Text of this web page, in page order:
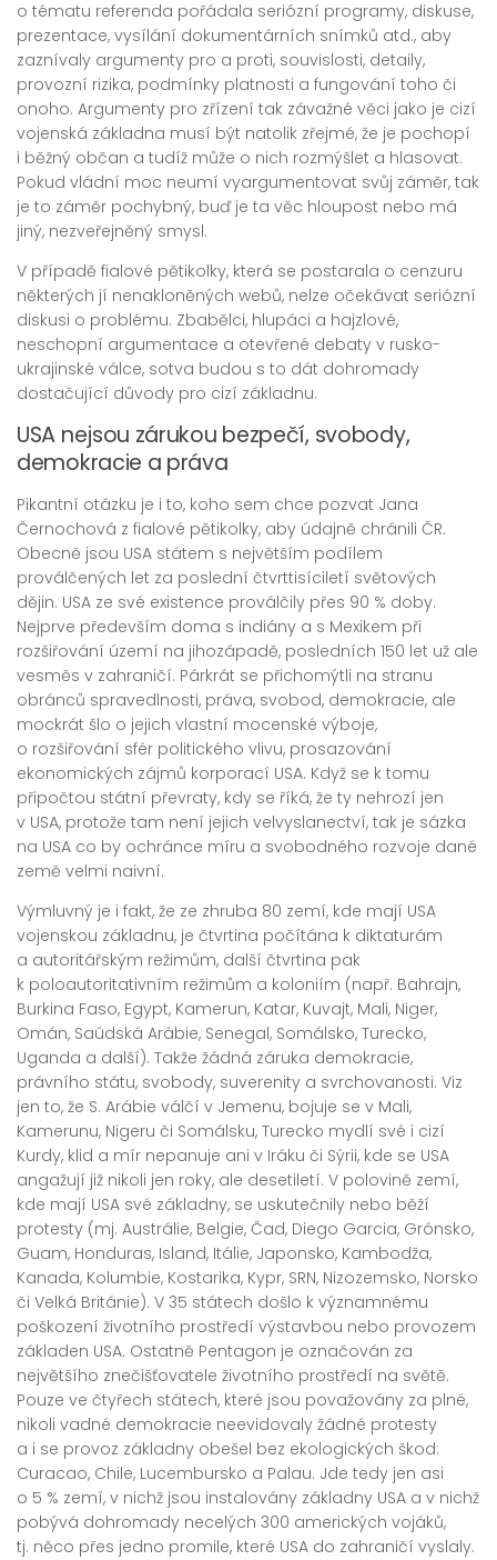
o tématu referenda pořádala seriózní programy, diskuse,
prezentace, vysílání dokumentárních snímků atd., aby
zaznívaly argumenty pro a proti, souvislosti, detaily,
provozní rizika, podmínky platnosti a fungování toho či
onoho. Argumenty pro zřízení tak závažné věci jako je cizí
vojenská základna musí být natolik zřejmé, že je pochopí
i běžný občan a tudíž může o nich rozmýšlet a hlasovat.
Pokud vládní moc neumí vyargumentovat svůj záměr, tak
je to záměr pochybný, buď je ta věc hloupost nebo má
jiný, nezveřejněný smysl.
V případě fialové pětikolky, která se postarala o cenzuru
některých jí nenakloněných webů, nelze očekávat seriózní
diskusi o problému. Zbabělci, hlupáci a hajzlové,
neschopní argumentace a otevřené debaty v rusko-
ukrajinské válce, sotva budou s to dát dohromady
dostačující důvody pro cizí základnu.
USA nejsou zárukou bezpečí, svobody,
demokracie a práva
Pikantní otázku je i to, koho sem chce pozvat Jana
Černochová z fialové pětikolky, aby údajně chránili ČR.
Obecně jsou USA státem s největším podílem
proválčených let za poslední čtvrttisíciletí světových
dějin. USA ze své existence proválčily přes 90 % doby.
Nejprve především doma s indiány a s Mexikem při
rozšiřování území na jihozápadě, posledních 150 let už ale
vesměs v zahraničí. Párkrát se přichomýtli na stranu
obránců spravedlnosti, práva, svobod, demokracie, ale
mockrát šlo o jejich vlastní mocenské výboje,
o rozšiřování sfér politického vlivu, prosazování
ekonomických zájmů korporací USA. Když se k tomu
připočtou státní převraty, kdy se říká, že ty nehrozí jen
v USA, protože tam není jejich velvyslanectví, tak je sázka
na USA co by ochránce míru a svobodného rozvoje dané
země velmi naivní.
Výmluvný je i fakt, že ze zhruba 80 zemí, kde mají USA
vojenskou základnu, je čtvrtina počítána k diktaturám
a autoritářským režimům, další čtvrtina pak
k poloautoritativním režimům a koloniím (např. Bahrajn,
Burkina Faso, Egypt, Kamerun, Katar, Kuvajt, Mali, Niger,
Omán, Saúdská Arábie, Senegal, Somálsko, Turecko,
Uganda a další). Takže žádná záruka demokracie,
právního státu, svobody, suverenity a svrchovanosti. Viz
jen to, že S. Arábie válčí v Jemenu, bojuje se v Mali,
Kamerunu, Nigeru či Somálsku, Turecko mydlí své i cizí
Kurdy, klid a mír nepanuje ani v Iráku či Sýrii, kde se USA
angažují již nikoli jen roky, ale desetiletí. V polovině zemí,
kde mají USA své základny, se uskutečnily nebo běží
protesty (mj. Austrálie, Belgie, Čad, Diego Garcia, Grónsko,
Guam, Honduras, Island, Itálie, Japonsko, Kambodža,
Kanada, Kolumbie, Kostarika, Kypr, SRN, Nizozemsko, Norsko
či Velká Británie). V 35 státech došlo k významnému
poškození životního prostředí výstavbou nebo provozem
základen USA. Ostatně Pentagon je označován za
největšího znečišťovatele životního prostředí na světě.
Pouze ve čtyřech státech, které jsou považovány za plné,
nikoli vadné demokracie neevidovaly žádné protesty
a i se provoz základny obešel bez ekologických škod:
Curacao, Chile, Lucembursko a Palau. Jde tedy jen asi
o 5 % zemí, v nichž jsou instalovány základny USA a v nichž
pobývá dohromady necelých 300 amerických vojáků,
tj. něco přes jedno promile, které USA do zahraničí vyslaly.